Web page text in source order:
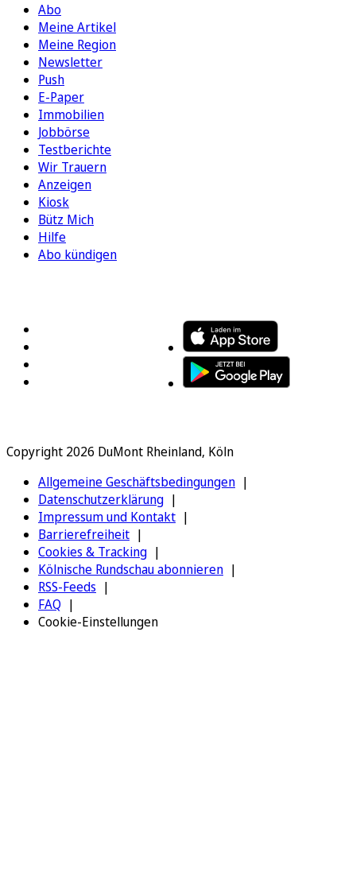
Abo
Meine Artikel
Meine Region
Newsletter
Push
E-Paper
Immobilien
Jobbörse
Testberichte
Wir Trauern
Anzeigen
Kiosk
Bütz Mich
Hilfe
Abo kündigen
Copyright 2026 DuMont Rheinland, Köln
Allgemeine Geschäftsbedingungen
Datenschutzerklärung
Impressum und Kontakt
Barrierefreiheit
Cookies & Tracking
Kölnische Rundschau abonnieren
RSS-Feeds
FAQ
Cookie-Einstellungen